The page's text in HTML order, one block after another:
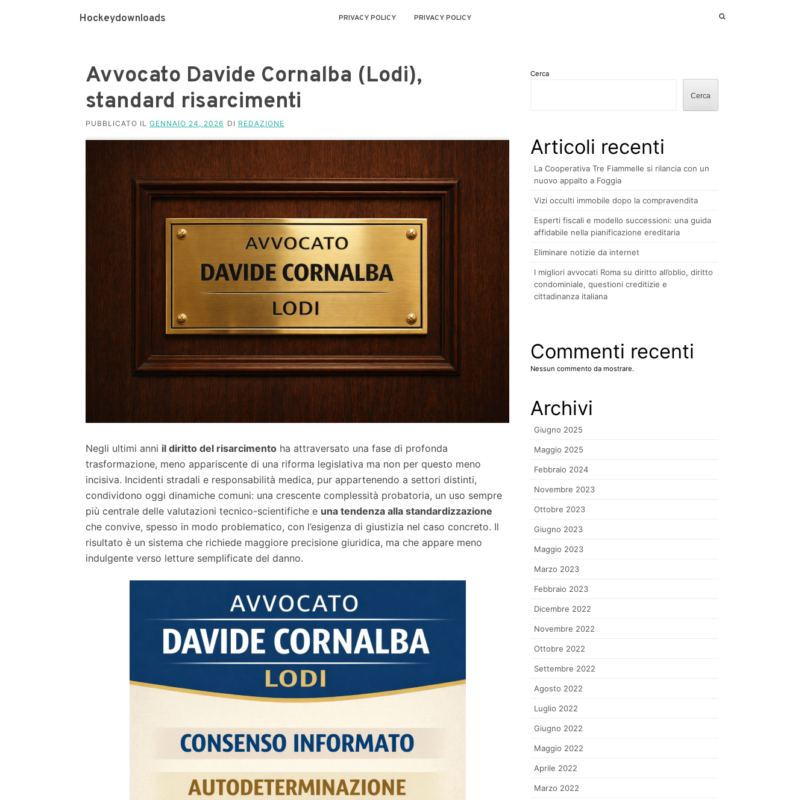
Hockeydownloads PRIVACY POLICY PRIVACY POLICY
Avvocato Davide Cornalba (Lodi),
standard risarcimenti
PUBBLICATO IL GENNAIO 24, 2026 DI REDAZIONE
Negli ultimi anni il diritto del risarcimento ha attraversato una fase di profonda
trasformazione, meno appariscente di una riforma legislativa ma non per questo meno
incisiva. Incidenti stradali e responsabilità medica, pur appartenendo a settori distinti,
condividono oggi dinamiche comuni: una crescente complessità probatoria, un uso sempre
più centrale delle valutazioni tecnico-scientifiche e una tendenza alla standardizzazione
che convive, spesso in modo problematico, con l’esigenza di giustizia nel caso concreto. Il
risultato è un sistema che richiede maggiore precisione giuridica, ma che appare meno
indulgente verso letture semplificate del danno.
Cerca
Cerca
Articoli recenti
La Cooperativa Tre Fiammelle si rilancia con un
nuovo appalto a Foggia
Vizi occulti immobile dopo la compravendita
Esperti fiscali e modello successioni: una guida
affidabile nella pianificazione ereditaria
Eliminare notizie da internet
I migliori avvocati Roma su diritto all’oblio, diritto
condominiale, questioni creditizie e
cittadinanza italiana
Commenti recenti
Nessun commento da mostrare.
Archivi
Giugno 2025
Maggio 2025
Febbraio 2024
Novembre 2023
Ottobre 2023
Giugno 2023
Maggio 2023
Marzo 2023
Febbraio 2023
Dicembre 2022
Novembre 2022
Ottobre 2022
Settembre 2022
Agosto 2022
Luglio 2022
Giugno 2022
Maggio 2022
Aprile 2022
Marzo 2022